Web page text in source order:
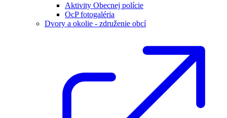
Aktivity Obecnej polície
OcP fotogaléria
Dvory a okolie - združenie obcí